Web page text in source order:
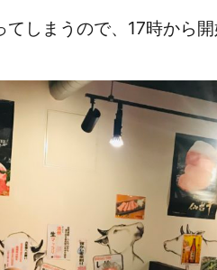
しまうので、17時から開